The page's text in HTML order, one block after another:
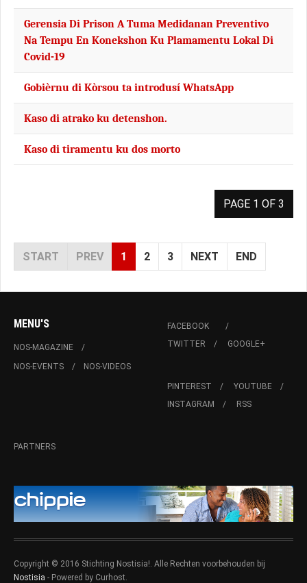
Gerensia Di Prison A Tuma Medidanan Preventivo
Na Tempu En Konekshon Ku Plamamentu Lokal Di
Covid-19
Gobièrnu di Kòrsou ta introdusí WhatsApp
Kaso di atrako ku detenshon.
Kaso di tiramentu ku dos morto
PAGE 1 OF 3
START PREV 1 2 3 NEXT END
MENU'S
NOS-MAGAZINE
NOS-EVENTS
NOS-VIDEOS
FACEBOOK
TWITTER
GOOGLE+
PINTEREST
YOUTUBE
INSTAGRAM
RSS
PARTNERS
Copyright © 2016 Stichting Nostisia!. Alle Rechten voorbehouden bij
Nostisia - Powered by Curhost.